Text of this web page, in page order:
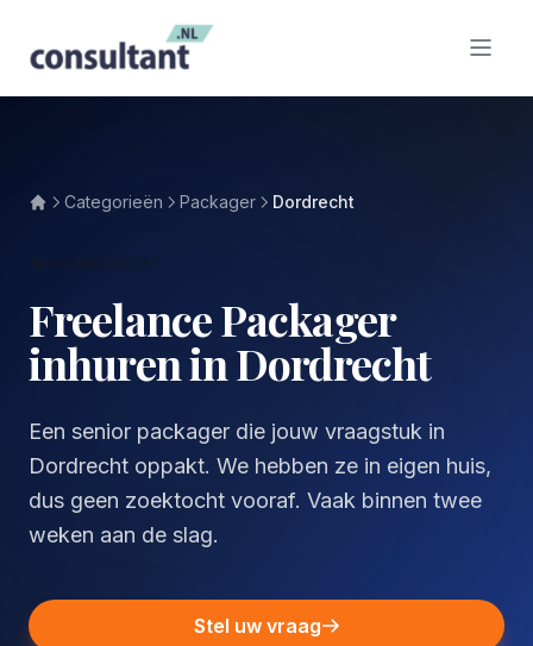
Categorieën Packager Dordrecht
Freelance Packager
inhuren in Dordrecht
Een senior packager die jouw vraagstuk in
Dordrecht oppakt. We hebben ze in eigen huis,
dus geen zoektocht vooraf. Vaak binnen twee
weken aan de slag.
Stel uw vraag